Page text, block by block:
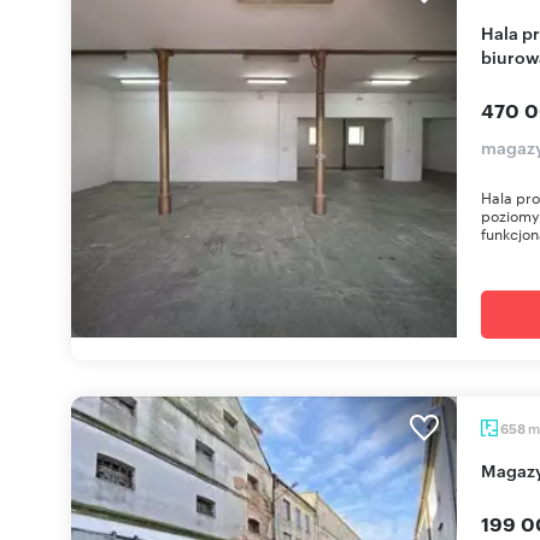
Hala produkcyjno-magazynowa z częścią
470
Hala
658 m
199